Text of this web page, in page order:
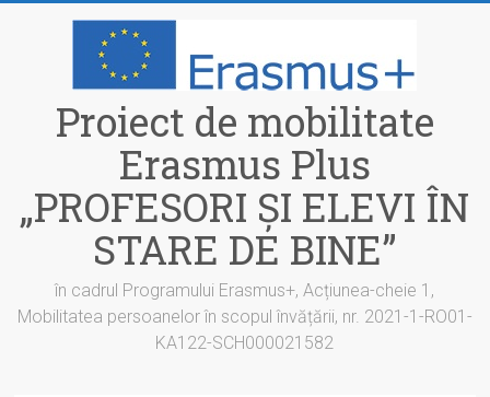
Proiect de mobilitate
Erasmus Plus
„PROFESORI ȘI ELEVI ÎN
STARE DE BINE”
în cadrul Programului Erasmus+, Acțiunea-cheie 1,
Mobilitatea persoanelor în scopul învățării, nr. 2021-1-RO01-
KA122-SCH000021582